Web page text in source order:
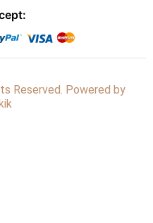
Reserved. Powered by